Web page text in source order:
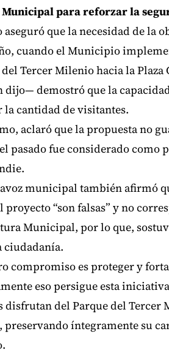
para reforzar la
aseguró que la necesidad de la
cuando el Municipio
Tercer Milenio hacia la
dijo— demostró que la
la cantidad de visitantes.
aclaró que la propuesta no
pasado fue considerado
municipal también afirmó
proyecto “son falsas” y no
Municipal, por lo que,
ciudadanía.
compromiso es proteger y
eso persigue esta
disfrutan del Parque del Tercer
preservando íntegramente su